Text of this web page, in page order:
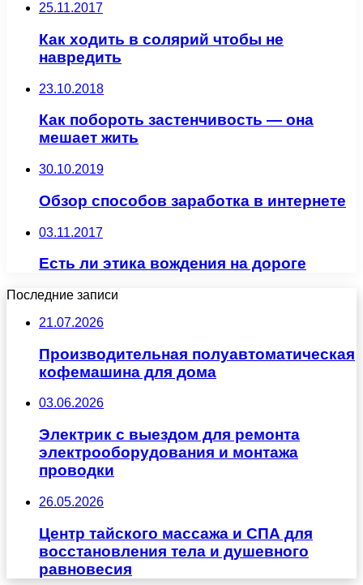
25.11.2017
Как ходить в солярий чтобы не
навредить
23.10.2018
Как побороть застенчивость — она
мешает жить
30.10.2019
Обзор способов заработка в интернете
03.11.2017
Есть ли этика вождения на дороге
Последние записи
21.07.2026
Производительная полуавтоматическая
кофемашина для дома
03.06.2026
Электрик с выездом для ремонта
электрооборудования и монтажа
проводки
26.05.2026
Центр тайского массажа и СПА для
восстановления тела и душевного
равновесия